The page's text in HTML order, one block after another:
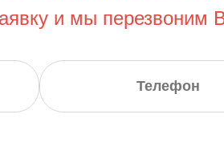
и мы